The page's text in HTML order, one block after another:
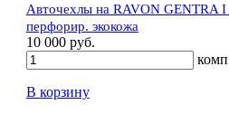
Авточехлы на RAVON GENTRA
перфорир. экокожа
10 000 руб.
комп
В корзину